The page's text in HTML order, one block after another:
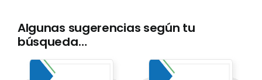
Algunas sugerencias según tu
búsqueda…